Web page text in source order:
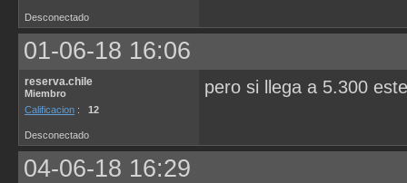
Desconectado
01-06-18 16:06
reserva.chile
Miembro
Calificacion : 12
pero si llega a 5.300
Desconectado
04-06-18 16:29